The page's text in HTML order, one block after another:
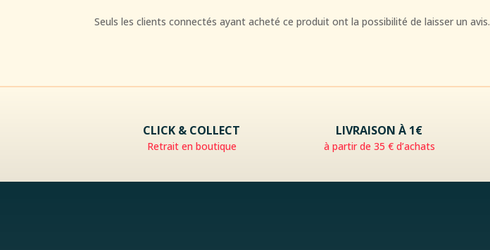
Seuls les clients connectés ayant acheté ce produit ont la possibilité de laisser un avis.
CLICK & COLLECT
Retrait en boutique
LIVRAISON À 1€
à partir de 35 € d’achats